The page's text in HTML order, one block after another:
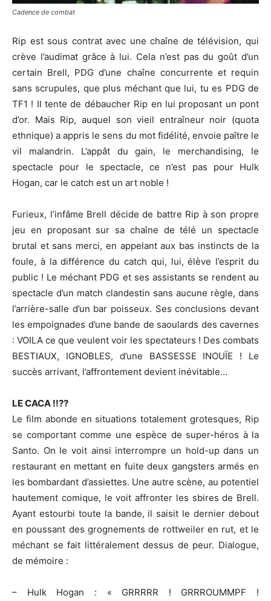
Cadence de combat
Rip est sous contrat avec une chaîne de télévision, qui
crève l’audimat grâce à lui. Cela n’est pas du goût d’un
certain Brell, PDG d’une chaîne concurrente et requin
sans scrupules, que plus méchant que lui, tu es PDG de
TF1 ! Il tente de débaucher Rip en lui proposant un pont
d’or. Mais Rip, auquel son vieil entraîneur noir (quota
ethnique) a appris le sens du mot fidélité, envoie paître le
vil malandrin. L’appât du gain, le merchandising, le
spectacle pour le spectacle, ce n’est pas pour Hulk
Hogan, car le catch est un art noble !
Furieux, l’infâme Brell décide de battre Rip à son propre
jeu en proposant sur sa chaîne de télé un spectacle
brutal et sans merci, en appelant aux bas instincts de la
foule, à la différence du catch qui, lui, élève l’esprit du
public ! Le méchant PDG et ses assistants se rendent au
spectacle d’un match clandestin sans aucune règle, dans
l’arrière-salle d’un bar poisseux. Ses conclusions devant
les empoignades d’une bande de saoulards des cavernes
: VOILA ce que veulent voir les spectateurs ! Des combats
BESTIAUX, IGNOBLES, d’une BASSESSE INOUÏE ! Le
succès arrivant, l’affrontement devient inévitable…
LE CACA !!??
Le film abonde en situations totalement grotesques, Rip
se comportant comme une espèce de super-héros à la
Santo. On le voit ainsi interrompre un hold-up dans un
restaurant en mettant en fuite deux gangsters armés en
les bombardant d’assiettes. Une autre scène, au potentiel
hautement comique, le voit affronter les sbires de Brell.
Ayant estourbi toute la bande, il saisit le dernier debout
en poussant des grognements de rottweiler en rut, et le
méchant se fait littéralement dessus de peur. Dialogue,
de mémoire :
– Hulk Hogan : « GRRRRR ! GRRROUMMPF !